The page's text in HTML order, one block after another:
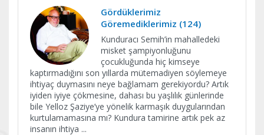
Gördüklerimiz
Göremediklerimiz (124)
Kunduracı Semih’in mahalledeki
misket şampiyonluğunu
çocukluğunda hiç kimseye
kaptırmadığını son yıllarda mütemadiyen söylemeye
ihtiyaç duymasını neye bağlamam gerekiyordu? Artık
iyiden iyiye çökmesine, dahası bu yaşlılık günlerinde
bile Yelloz Şaziye’ye yönelik karmaşık duygularından
kurtulamamasına mı? Kundura tamirine artık pek az
insanın ihtiya ...